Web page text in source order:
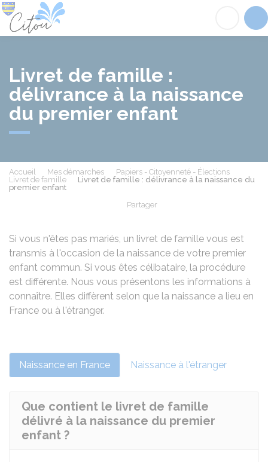
Livret de famille :
délivrance à la naissance
du premier enfant
Accueil Mes démarches
Papiers - Citoyenneté - Élections
Livret de famille
Livret de famille : délivrance à la naissance du
premier enfant
Partager
Si vous n'êtes pas mariés, un livret de famille vous est
transmis à l'occasion de la naissance de votre premier
enfant commun. Si vous êtes célibataire, la procédure
est différente. Nous vous présentons les informations à
connaître. Elles diffèrent selon que la naissance a lieu en
France ou à l'étranger.
Naissance en France Naissance à l'étranger
Que contient le livret de famille
délivré à la naissance du premier
enfant ?